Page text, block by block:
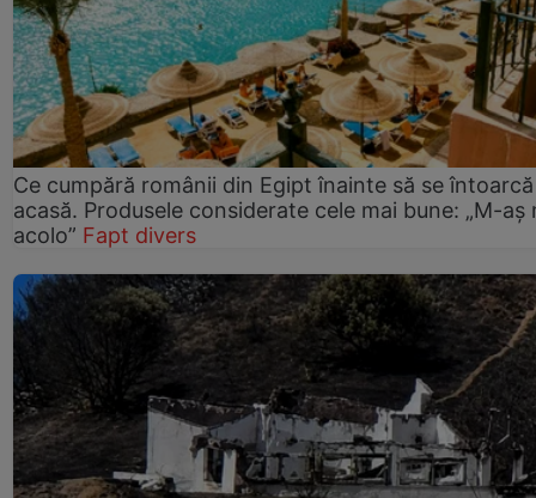
Ce cumpără românii din Egipt înainte să se întoarcă
acasă. Produsele considerate cele mai bune: „M-aș
acolo” Fapt divers